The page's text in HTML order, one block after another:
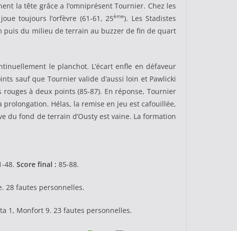
la tête grâce a l’omniprésent Tournier. Chez les
toujours l’orfèvre (61-61, 25ème). Les Stadistes
puis du milieu de terrain au buzzer de fin de quart
le planchot. L’écart enfle en défaveur
sauf que Tournier valide d’aussi loin et Pawlicki
à deux points (85-87). En réponse, Tournier
Hélas, la remise en jeu est cafouillée,
du fond de terrain d’Ousty est vaine. La formation
48. Score final : 85-88.
28 fautes personnelles.
1, Monfort 9. 23 fautes personnelles.